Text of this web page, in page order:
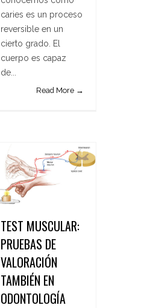
caries es un proceso
reversible en un
cierto grado. El
cuerpo es capaz
de...
Read More →
TEST MUSCULAR:
PRUEBAS DE
VALORACIÓN
TAMBIÉN EN
ODONTOLOGÍA